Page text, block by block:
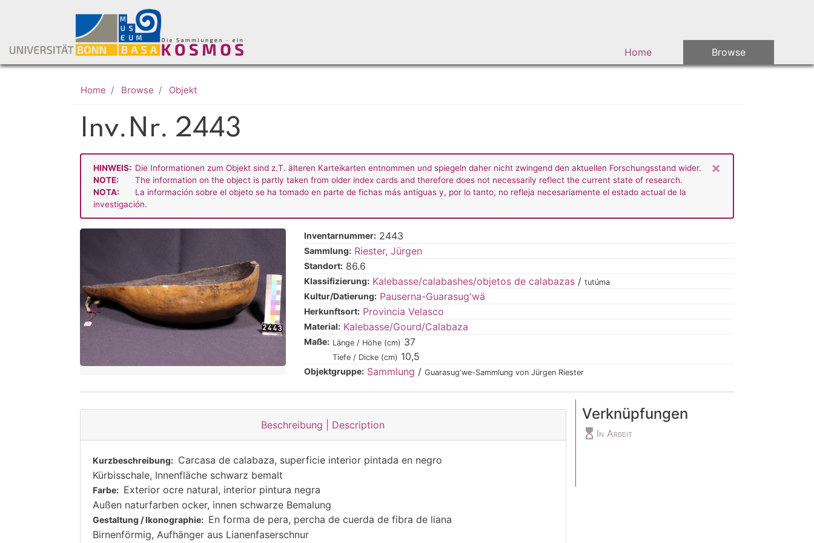
Main navigation
Home Browse
Home Browse Objekt
Inv.Nr. 2443
×
HINWEIS: Die Informationen zum Objekt sind z.T. älteren Karteikarten entnommen und spiegeln daher nicht zwingend den aktuellen Forschungsstand wider.
NOTE:
The information on the object is partly taken from older index cards and therefore does not necessarily reflect the current state of research.
NOTA:
La información sobre el objeto se ha tomado en parte de fichas más antiguas y, por lo tanto, no refleja necesariamente el estado actual de la
investigación.
Inventarnummer: 2443
Sammlung: Riester, Jürgen
Standort: 86.6
Klassifizierung: Kalebasse/calabashes/objetos de calabazas / tutúma
Kultur/Datierung: Pauserna-Guarasug'wä
Herkunftsort: Provincia Velasco
Material: Kalebasse/Gourd/Calabaza
Maße: Länge / Höhe (cm) 37
Tiefe / Dicke (cm) 10,5
Objektgruppe: Sammlung / Guarasug‘we-Sammlung von Jürgen Riester
Beschreibung | Description
Kurzbeschreibung: Carcasa de calabaza, superficie interior pintada en negro
Kürbisschale, Innenfläche schwarz bemalt
Farbe: Exterior ocre natural, interior pintura negra
Außen naturfarben ocker, innen schwarze Bemalung
Gestaltung / Ikonographie: En forma de pera, percha de cuerda de fibra de liana
Birnenförmig, Aufhänger aus Lianenfaserschnur
Verknüpfungen
hourglass_top In Arbeit